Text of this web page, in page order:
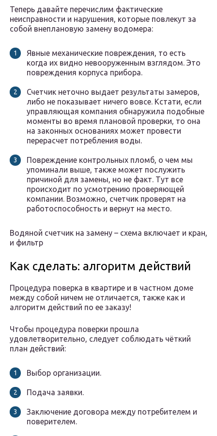
Теперь давайте перечислим фактические
неисправности и нарушения, которые повлекут за
собой внеплановую замену водомера:
Явные механические повреждения, то есть
когда их видно невооруженным взглядом. Это
повреждения корпуса прибора.
Счетчик неточно выдает результаты замеров,
либо не показывает ничего вовсе. Кстати, если
управляющая компания обнаружила подобные
моменты во время плановой проверки, то она
на законных основаниях может провести
перерасчет потребления воды.
Повреждение контрольных пломб, о чем мы
упоминали выше, также может послужить
причиной для замены, но не факт. Тут все
происходит по усмотрению проверяющей
компании. Возможно, счетчик проверят на
работоспособность и вернут на место.
Водяной счетчик на замену – схема включает и кран,
и фильтр
Как сделать: алгоритм действий
Процедура поверка в квартире и в частном доме
между собой ничем не отличается, также как и
алгоритм действий по ее заказу!
Чтобы процедура поверки прошла
удовлетворительно, следует соблюдать чёткий
план действий:
Выбор организации.
Подача заявки.
Заключение договора между потребителем и
поверителем.